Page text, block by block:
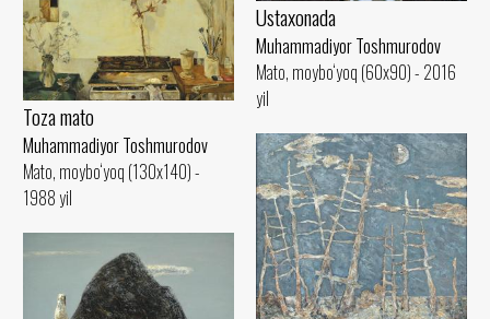
Ustaxonada
Muhammadiyor Toshmurodov
Mato, moybo‘yoq (60x90) - 2016
yil
Toza mato
Muhammadiyor Toshmurodov
Mato, moybo‘yoq (130x140) -
1988 yil